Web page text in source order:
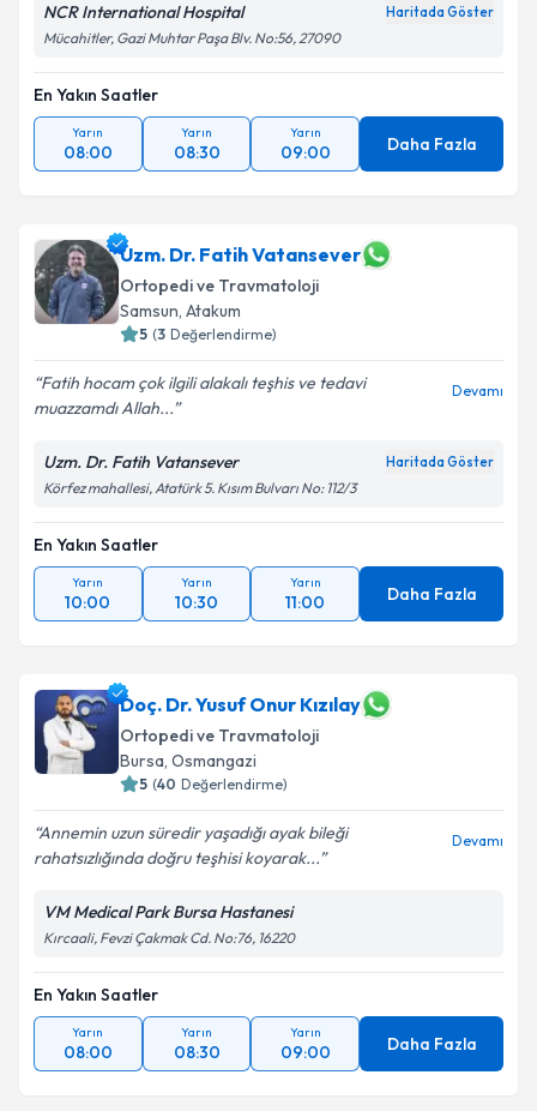
NCR International Hospital Haritada Göster
Mücahitler, Gazi Muhtar Paşa Blv. No:56, 27090
En Yakın Saatler
Yarın
08:00
Yarın
08:30
Yarın
09:00 Daha Fazla
Uzm. Dr. Fatih Vatansever
Ortopedi ve Travmatoloji
Samsun, Atakum
5 (3 Değerlendirme)
Fatih hocam çok ilgili alakalı teşhis ve tedavi
muazzamdı Allah...
Devamı
Uzm. Dr. Fatih Vatansever Haritada Göster
Körfez mahallesi, Atatürk 5. Kısım Bulvarı No: 112/3
En Yakın Saatler
Yarın
10:00
Yarın
10:30
Yarın
11:00 Daha Fazla
Doç. Dr. Yusuf Onur Kızılay
Ortopedi ve Travmatoloji
Bursa, Osmangazi
5 (40 Değerlendirme)
Annemin uzun süredir yaşadığı ayak bileği
rahatsızlığında doğru teşhisi koyarak...
Devamı
VM Medical Park Bursa Hastanesi
Kırcaali, Fevzi Çakmak Cd. No:76, 16220
En Yakın Saatler
Yarın
08:00
Yarın
08:30
Yarın
09:00 Daha Fazla